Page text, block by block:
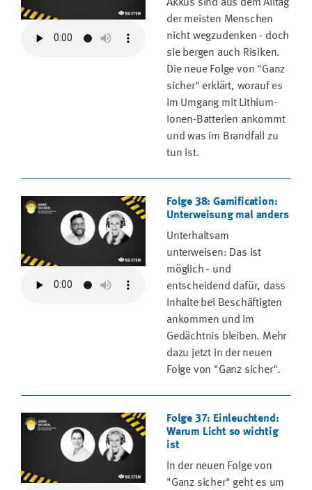
Akkus sind aus dem Alltag
der meisten Menschen
nicht wegzudenken - doch
sie bergen auch Risiken.
Die neue Folge von "Ganz
sicher" erklärt, worauf es
im Umgang mit Lithium-
Ionen-Batterien ankommt
und was im Brandfall zu
tun ist.
Folge 38: Gamification:
Unterweisung mal anders
Unterhaltsam
unterweisen: Das ist
möglich - und
entscheidend dafür, dass
Inhalte bei Beschäftigten
ankommen und im
Gedächtnis bleiben. Mehr
dazu jetzt in der neuen
Folge von "Ganz sicher".
Folge 37: Einleuchtend:
Warum Licht so wichtig
ist
In der neuen Folge von
"Ganz sicher" geht es um